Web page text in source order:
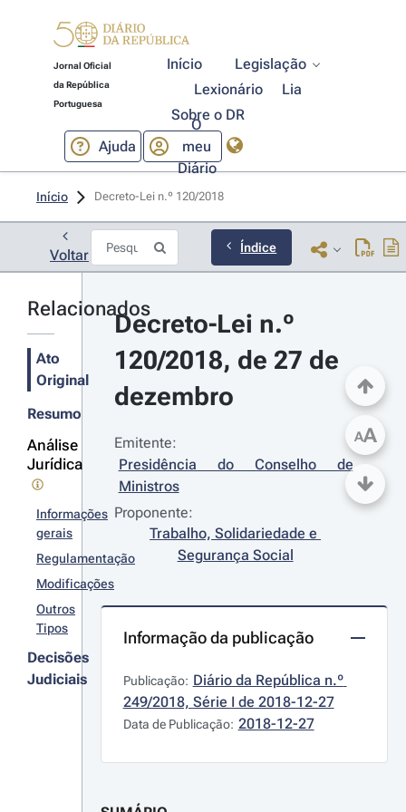
Jornal Oficial
da República
Portuguesa
Início
Legislação
Lexionário
Lia
Sobre o DR
Ajuda
O
meu
Diário
Início Decreto-Lei n.º 120/2018
Voltar Índice
Relacionados
Ato
Original
Resumo
Análise
Jurídica
Informações
gerais
Regulamentação
Modificações
Outros
Tipos
Decisões
Judiciais
Decreto-Lei n.º
120/2018, de 27 de
dezembro
Emitente:
Presidência do Conselho de
Ministros
Proponente:
Trabalho, Solidariedade e
Segurança Social
Informação da publicação
Publicação: Diário da República n.º
249/2018, Série I de 2018-12-27
Data de Publicação: 2018-12-27
AA